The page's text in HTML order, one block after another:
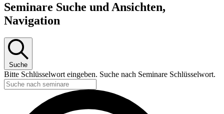
Seminare Suche und Ansichten,
Navigation
Suche
Bitte Schlüsselwort eingeben. Suche nach Seminare Schlüsselwort.